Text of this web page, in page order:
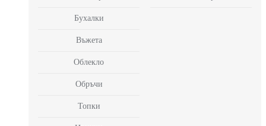
Бухалки
Въжета
Облекло
Обръчи
Топки